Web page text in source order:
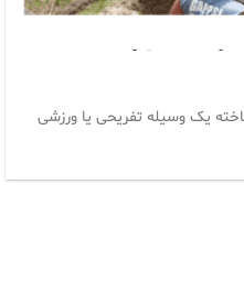
یک وسیله تفریحی یا ورزشی